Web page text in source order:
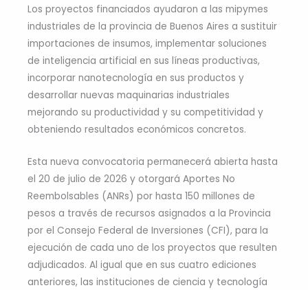
Los proyectos financiados ayudaron a las mipymes
industriales de la provincia de Buenos Aires a sustituir
importaciones de insumos, implementar soluciones
de inteligencia artificial en sus líneas productivas,
incorporar nanotecnología en sus productos y
desarrollar nuevas maquinarias industriales
mejorando su productividad y su competitividad y
obteniendo resultados económicos concretos.
Esta nueva convocatoria permanecerá abierta hasta
el 20 de julio de 2026 y otorgará Aportes No
Reembolsables (ANRs) por hasta 150 millones de
pesos a través de recursos asignados a la Provincia
por el Consejo Federal de Inversiones (CFI), para la
ejecución de cada uno de los proyectos que resulten
adjudicados. Al igual que en sus cuatro ediciones
anteriores, las instituciones de ciencia y tecnología